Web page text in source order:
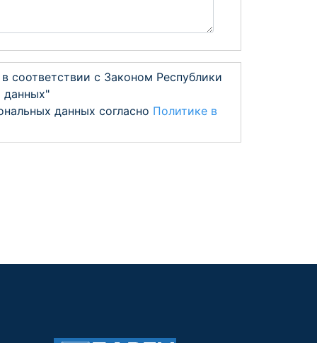
соответствии с Законом Республики
данных"
данных согласно Политике в